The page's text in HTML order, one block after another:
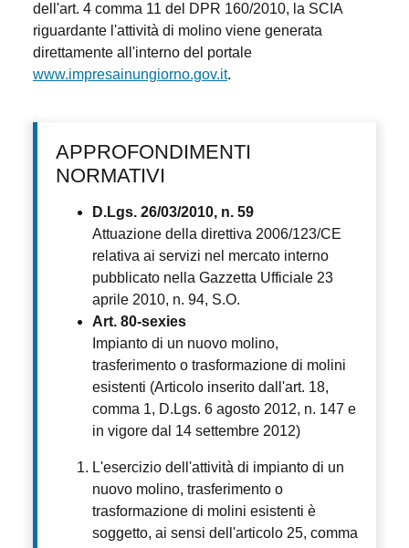
dell'art. 4 comma 11 del DPR 160/2010, la SCIA
riguardante l'attività di molino viene generata
direttamente all'interno del portale
www.impresainungiorno.gov.it.
APPROFONDIMENTI
NORMATIVI
D.Lgs. 26/03/2010, n. 59
Attuazione della direttiva 2006/123/CE
relativa ai servizi nel mercato interno
pubblicato nella Gazzetta Ufficiale 23
aprile 2010, n. 94, S.O.
Art. 80-sexies
Impianto di un nuovo molino,
trasferimento o trasformazione di molini
esistenti (Articolo inserito dall'art. 18,
comma 1, D.Lgs. 6 agosto 2012, n. 147 e
in vigore dal 14 settembre 2012)
L'esercizio dell'attività di impianto di un
nuovo molino, trasferimento o
trasformazione di molini esistenti è
soggetto, ai sensi dell'articolo 25, comma